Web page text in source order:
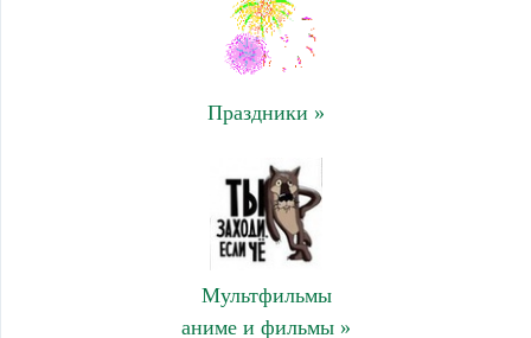
Праздники »
Мультфильмы
аниме и фильмы »